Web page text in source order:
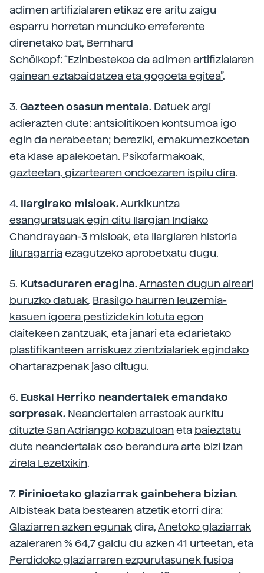
adimen artifizialaren etikaz ere aritu zaigu
esparru horretan munduko erreferente
direnetako bat, Bernhard
Schölkopf:“Ezinbestekoa da adimen artifizialaren
gainean eztabaidatzea eta gogoeta egitea”.
3. Gazteen osasun mentala. Datuek argi
adierazten dute: antsiolitikoen kontsumoa igo
egin da nerabeetan; bereziki, emakumezkoetan
eta klase apalekoetan. Psikofarmakoak,
gazteetan, gizartearen ondoezaren ispilu dira.
4. Ilargirako misioak.Aurkikuntza
esanguratsuak egin ditu Ilargian Indiako
Chandrayaan-3 misioak, eta Ilargiaren historia
liluragarriaezagutzeko aprobetxatu dugu.
5. Kutsaduraren eragina.Arnasten dugun aireari
buruzko datuak, Brasilgo haurren leuzemia-
kasuen igoera pestizidekin lotuta egon
daitekeen zantzuak, eta janari eta edarietako
plastifikanteen arriskuez zientzialariek egindako
ohartarazpenak jaso ditugu.
6. Euskal Herriko neandertalek emandako
sorpresak. Neandertalen arrastoak aurkitu
dituzte San Adriango kobazuloaneta baieztatu
dute neandertalak oso berandura arte bizi izan
zirela Lezetxikin.
7. Pirinioetako glaziarrak gainbehera bizian.
Albisteak bata bestearen atzetik etorri dira:
Glaziarren azken egunakdira,Anetoko glaziarrak
azaleraren % 64,7 galdu du azken 41 urteetan, eta
Perdidoko glaziarraren ezpurutasunek fusioa